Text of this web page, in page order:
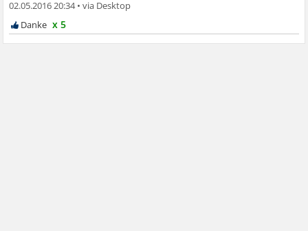
02.05.2016 20:34•
x 5